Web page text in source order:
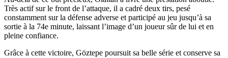
Très actif sur le front de l’attaque, il a cadré deux tirs, pesé
constamment sur la défense adverse et participé au jeu jusqu’à sa
sortie à la 74e minute, laissant l’image d’un joueur sûr de lui et en
pleine confiance.
Grâce à cette victoire, Göztepe poursuit sa belle série et conserve sa